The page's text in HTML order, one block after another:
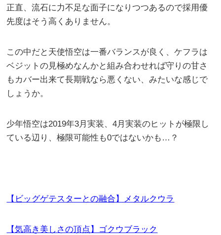
正直、流石に力不足な面子になりつつあるので採用優
先度はそう高くありません。
この中だと天使悟空は一番バランスが良く、ケフラは
ベジットの見極めなんかと組み合わせれば守りの甘さ
もカバー出来て長期戦なら悪くない、みたいな感じで
しょうか。
少年悟空は2019年3月実装、4月実装のヒットが極限し
ている辺り、極限可能性も0ではないかも…？
【ビッグゲテスターとの融合】メタルクウラ
【気高き美しさの頂点】ゴクウブラック